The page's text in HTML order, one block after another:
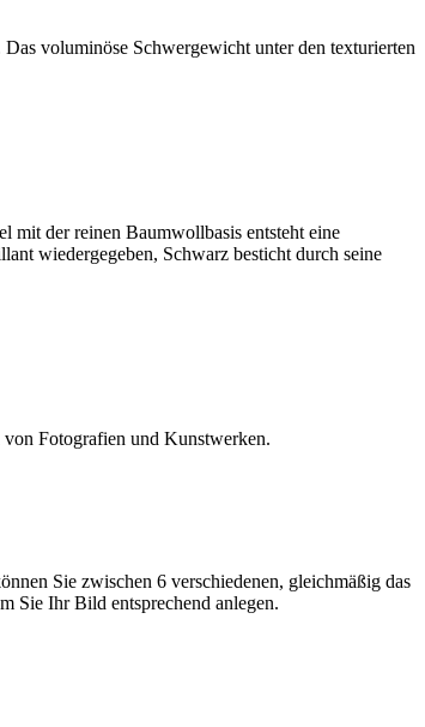
voluminöse Schwergewicht unter den texturierten
mit der reinen Baumwollbasis entsteht eine
wiedergegeben, Schwarz besticht durch seine
Fotografien und Kunstwerken.
Sie zwischen 6 verschiedenen, gleichmäßig das
Sie Ihr Bild entsprechend anlegen.